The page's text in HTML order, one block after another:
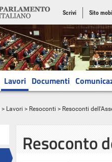
Scrivi Sito
Lavori Documenti
> Lavori > Resoconti > Resoconti
Resoconto